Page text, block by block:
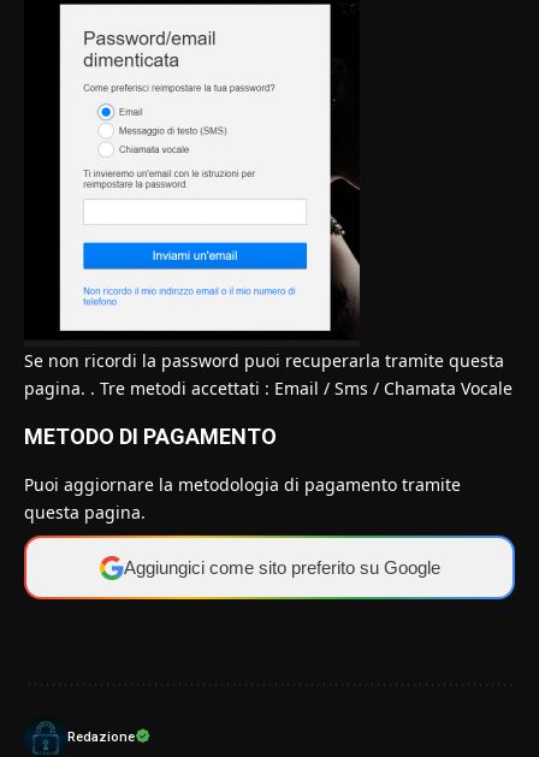
Se non ricordi la password puoi recuperarla tramite questa
pagina. . Tre metodi accettati : Email / Sms / Chamata Vocale
METODO DI PAGAMENTO
Puoi aggiornare la metodologia di pagamento tramite
questa pagina.
Aggiungici come sito preferito su Google
Redazione